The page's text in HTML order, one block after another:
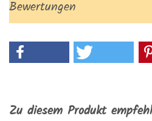
Bewertungen
Zu diesem Produkt